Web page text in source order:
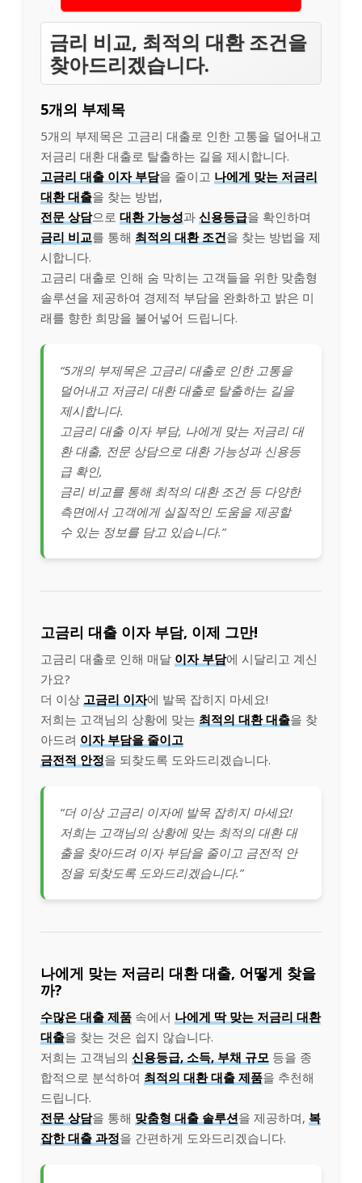
금리 비교, 최적의 대환 조건을
찾아드리겠습니다.
5개의 부제목
5개의 부제목은 고금리 대출로 인한 고통을 덜어내고
저금리 대환 대출로 탈출하는 길을 제시합니다.
고금리 대출 이자 부담을 줄이고 나에게 맞는 저금리
대환 대출을 찾는 방법,
전문 상담으로 대환 가능성과 신용등급을 확인하며
금리 비교를 통해 최적의 대환 조건을 찾는 방법을 제
시합니다.
고금리 대출로 인해 숨 막히는 고객들을 위한 맞춤형
솔루션을 제공하여 경제적 부담을 완화하고 밝은 미
래를 향한 희망을 불어넣어 드립니다.
“5개의 부제목은 고금리 대출로 인한 고통을
덜어내고 저금리 대환 대출로 탈출하는 길을
제시합니다.
고금리 대출 이자 부담, 나에게 맞는 저금리 대
환 대출, 전문 상담으로 대환 가능성과 신용등
급 확인,
금리 비교를 통해 최적의 대환 조건 등 다양한
측면에서 고객에게 실질적인 도움을 제공할
수 있는 정보를 담고 있습니다.”
고금리 대출 이자 부담, 이제 그만!
고금리 대출로 인해 매달 이자 부담에 시달리고 계신
가요?
더 이상 고금리 이자에 발목 잡히지 마세요!
저희는 고객님의 상황에 맞는 최적의 대환 대출을 찾
아드려 이자 부담을 줄이고
금전적 안정을 되찾도록 도와드리겠습니다.
“더 이상 고금리 이자에 발목 잡히지 마세요!
저희는 고객님의 상황에 맞는 최적의 대환 대
출을 찾아드려 이자 부담을 줄이고 금전적 안
정을 되찾도록 도와드리겠습니다.”
나에게 맞는 저금리 대환 대출, 어떻게 찾을
까?
수많은 대출 제품 속에서 나에게 딱 맞는 저금리 대환
대출을 찾는 것은 쉽지 않습니다.
저희는 고객님의 신용등급, 소득, 부채 규모 등을 종
합적으로 분석하여 최적의 대환 대출 제품을 추천해
드립니다.
전문 상담을 통해 맞춤형 대출 솔루션을 제공하며, 복
잡한 대출 과정을 간편하게 도와드리겠습니다.